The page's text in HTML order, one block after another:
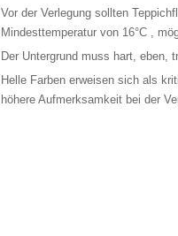
Vor der Verlegung sollten
Mindesttemperatur von 16°C ,
Der Untergrund muss hart, eben,
Helle Farben erweisen sich als
höhere Aufmerksamkeit bei der